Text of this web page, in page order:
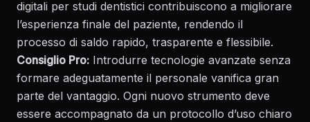
digitali per studi dentistici contribuiscono a migliorare
l’esperienza finale del paziente, rendendo il
processo di saldo rapido, trasparente e flessibile.
Consiglio Pro: Introdurre tecnologie avanzate senza
formare adeguatamente il personale vanifica gran
parte del vantaggio. Ogni nuovo strumento deve
essere accompagnato da un protocollo d’uso chiaro